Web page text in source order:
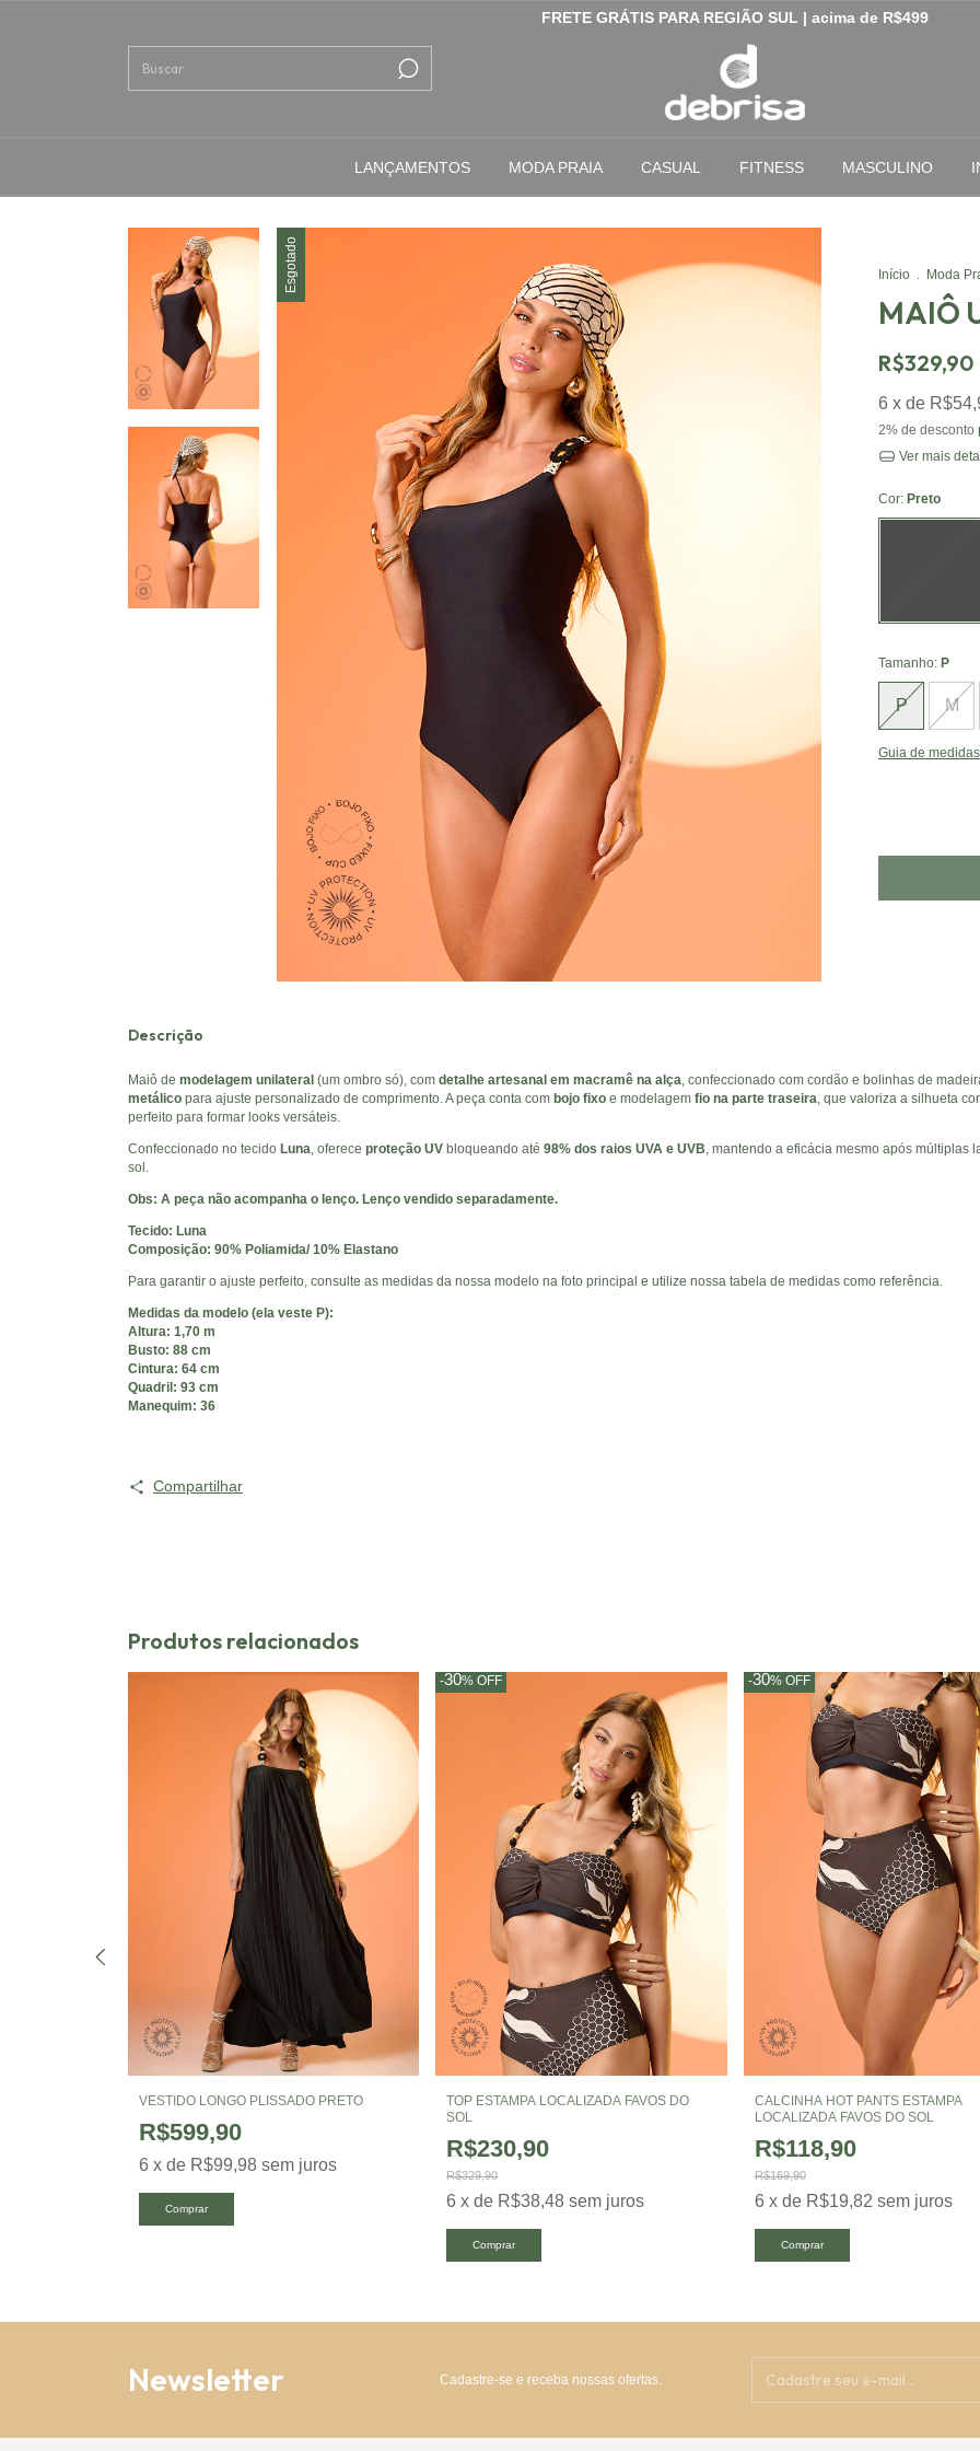
LANÇAMENTOS MODA PRAIA CASUAL FITNESS MASCULINO
Esgotado Início . Moda
MAIÔ
R$329,90
6 x de
2% de desconto
Ver mais
Cor: Preto
Tamanho: P
P M
Guia de medidas
Descrição
Maiô de modelagem unilateral (um ombro só), com detalhe artesanal em macramê na alça, confeccionado com cordão e bolinhas de
metálico para ajuste personalizado de comprimento. A peça conta com bojo fixo e modelagem fio na parte traseira, que valoriza a silhueta
perfeito para formar looks versáteis.
Confeccionado no tecido Luna, oferece proteção UV bloqueando até 98% dos raios UVA e UVB, mantendo a eficácia mesmo após múltiplas
sol.
Obs: A peça não acompanha o lenço. Lenço vendido separadamente.
Tecido: Luna
Composição: 90% Poliamida/ 10% Elastano
Para garantir o ajuste perfeito, consulte as medidas da nossa modelo na foto principal e utilize nossa tabela de medidas como referência.
Medidas da modelo (ela veste P):
Altura: 1,70 m
Busto: 88 cm
Cintura: 64 cm
Quadril: 93 cm
Manequim: 36
Compartilhar
Produtos relacionados
VESTIDO LONGO PLISSADO PRETO
R$599,90
6 x de R$99,98 sem juros
Comprar
TOP ESTAMPA LOCALIZADA FAVOS DO
SOL
R$230,90
-30%OFF
R$329,90
6 xde R$38,48 sem juros
Comprar
CALCINHA HOT PANTS ESTAMPA
LOCALIZADA FAVOS DO SOL
R$118,90
-30% OFF
R$169,90
6 x de R$19,82 sem juros
Comprar
Newsletter Cadastre-se e receba nossas ofertas.
FRETE GRÁTIS PARA REGIÃO SUL | acima de R$499